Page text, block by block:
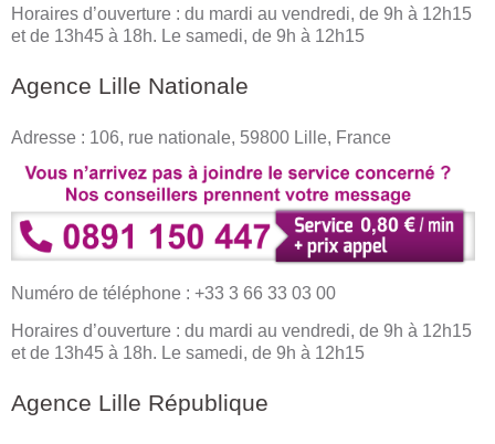
Horaires d’ouverture : du mardi au vendredi, de 9h à 12h15
et de 13h45 à 18h. Le samedi, de 9h à 12h15
Agence Lille Nationale
Adresse : 106, rue nationale, 59800 Lille, France
Numéro de téléphone : +33 3 66 33 03 00
Horaires d’ouverture : du mardi au vendredi, de 9h à 12h15
et de 13h45 à 18h. Le samedi, de 9h à 12h15
Agence Lille République